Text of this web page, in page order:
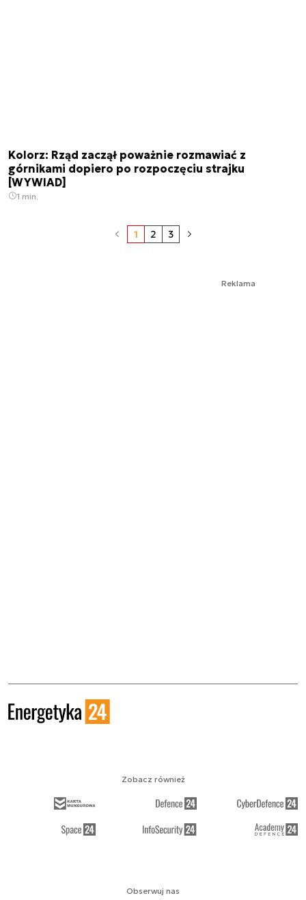
Kolorz: Rząd zaczął poważnie rozmawiać z
górnikami dopiero po rozpoczęciu strajku
[WYWIAD]
1 min.
1 2 3
Reklama
Obserwuj nas
Zobacz również